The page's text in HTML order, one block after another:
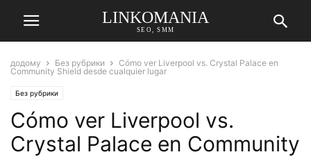
LINKOMANIA
SEO, SMM
додому Без рубрики
Cómo ver Liverpool vs. Crystal Palace en
Community Shield desde cualquier lugar
Без рубрики
Cómo ver Liverpool vs.
Crystal Palace en Community